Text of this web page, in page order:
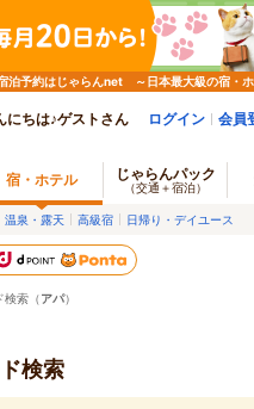
泊予約はじゃらんnet ～日本最大級の宿・
にちは♪ゲストさん ログイン 会員
宿・ホテル じゃらんパック
（交通＋宿泊）
温泉・露天 高級宿 日帰り・デイユース
検索（アパ）
検索